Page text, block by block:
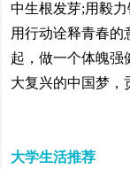
中生根发芽;用毅
用行动诠释青春的
起，做一个体魄强
大复兴的中国梦，
大学生活推荐